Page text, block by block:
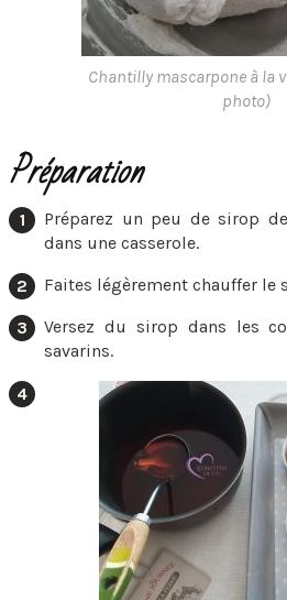
Chantilly mascarpone à la
photo)
Préparation
Préparez un peu de sirop
dans une casserole.
Faites légèrement chauffer le
Versez du sirop dans les
savarins.